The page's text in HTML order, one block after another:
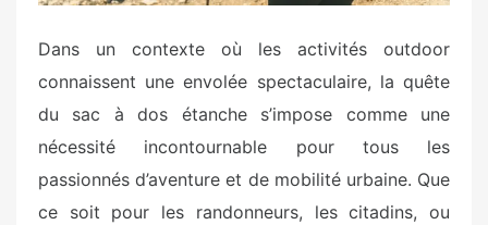
Dans un contexte où les activités outdoor
connaissent une envolée spectaculaire, la quête
du sac à dos étanche s’impose comme une
nécessité incontournable pour tous les
passionnés d’aventure et de mobilité urbaine. Que
ce soit pour les randonneurs, les citadins, ou